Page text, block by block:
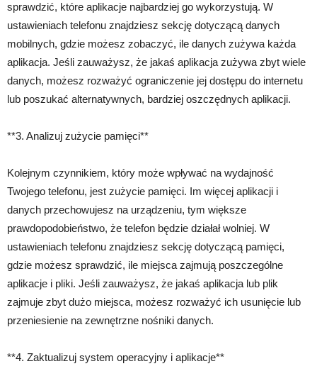
sprawdzić, które aplikacje najbardziej go wykorzystują. W
ustawieniach telefonu znajdziesz sekcję dotyczącą danych
mobilnych, gdzie możesz zobaczyć, ile danych zużywa każda
aplikacja. Jeśli zauważysz, że jakaś aplikacja zużywa zbyt wiele
danych, możesz rozważyć ograniczenie jej dostępu do internetu
lub poszukać alternatywnych, bardziej oszczędnych aplikacji.
**3. Analizuj zużycie pamięci**
Kolejnym czynnikiem, który może wpływać na wydajność
Twojego telefonu, jest zużycie pamięci. Im więcej aplikacji i
danych przechowujesz na urządzeniu, tym większe
prawdopodobieństwo, że telefon będzie działał wolniej. W
ustawieniach telefonu znajdziesz sekcję dotyczącą pamięci,
gdzie możesz sprawdzić, ile miejsca zajmują poszczególne
aplikacje i pliki. Jeśli zauważysz, że jakaś aplikacja lub plik
zajmuje zbyt dużo miejsca, możesz rozważyć ich usunięcie lub
przeniesienie na zewnętrzne nośniki danych.
**4. Zaktualizuj system operacyjny i aplikacje**